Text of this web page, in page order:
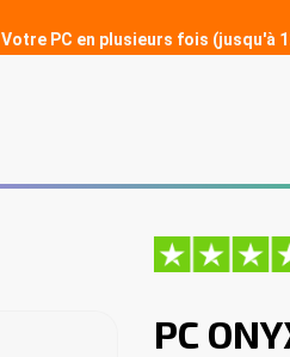
Votre PC en plusieurs fois (jusqu'à
PC